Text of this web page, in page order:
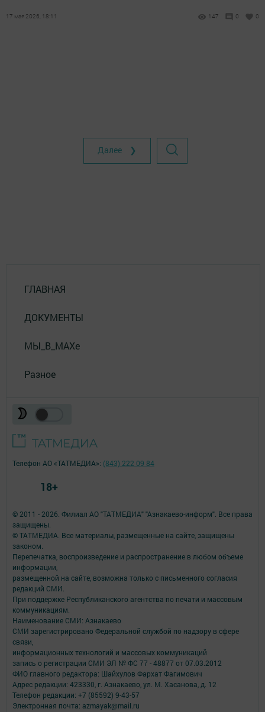
17 мая 2026, 18:11 147 0 0
Далее ❯
ГЛАВНАЯ
ДОКУМЕНТЫ
МЫ_В_MAXе
Разное
© 2011 - 2026. Филиал АО "ТАТМЕДИА" "Азнакаево-информ". Все права
защищены.
© ТАТМЕДИА. Все материалы, размещенные на сайте, защищены
законом.
Перепечатка, воспроизведение и распространение в любом объеме
информации,
размещенной на сайте, возможна только с письменного согласия
редакций СМИ.
При поддержке Республиканского агентства по печати и массовым
коммуникациям.
Наименование СМИ: Азнакаево
СМИ зарегистрировано Федеральной службой по надзору в сфере
связи,
информационных технологий и массовых коммуникаций
запись о регистрации СМИ ЭЛ № ФС 77 - 48877 от 07.03.2012
ФИО главного редактора: Шайхулов Фархат Фагимович
Адрес редакции: 423330, г. Азнакаево, ул. М. Хасанова, д. 12
Телефон редакции: +7 (85592) 9-43-57
Электронная почта: azmayak@mail.ru
Телефон АО «ТАТМЕДИА»: (843) 222 09 84
18+